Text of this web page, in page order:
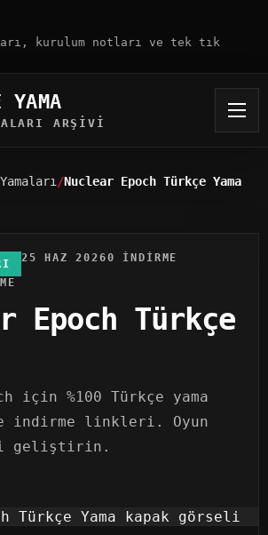
kurulum notları ve tek tık
YAMA
ARŞIVI
Nuclear Epoch Türkçe Yama
25 HAZ 20260 INDIRME
Epoch Türkçe
için %100 Türkçe yama
indirme linkleri. Oyun
geliştirin.